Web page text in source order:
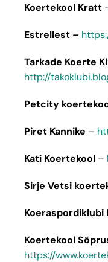
Koertekool Kratt
Estrellest –
Tarkade Koerte
http://
Petcity
Piret Kannike –
Kati Koertekool –
Sirje Vetsi
Koeraspordiklubi
Koertekool
https://